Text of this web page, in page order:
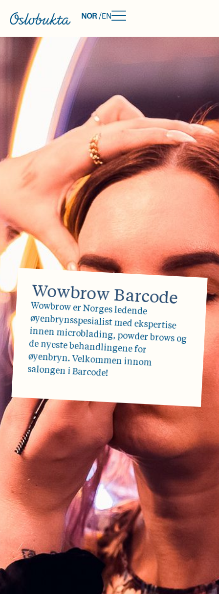
NOR/EN
Wowbrow Barcode
Wowbrow er Norges ledende
øyenbrynsspesialist med ekspertise
innen microblading, powder brows og
de nyeste behandlingene for
øyenbryn. Velkommen innom
salongen i Barcode!